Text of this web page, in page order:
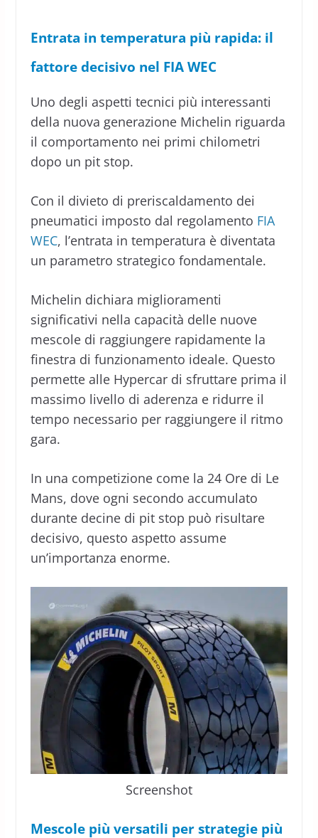
Entrata in temperatura più rapida: il
fattore decisivo nel FIA WEC
Uno degli aspetti tecnici più interessanti
della nuova generazione Michelin riguarda
il comportamento nei primi chilometri
dopo un pit stop.
Con il divieto di preriscaldamento dei
pneumatici imposto dal regolamento FIA
WEC, l’entrata in temperatura è diventata
un parametro strategico fondamentale.
Michelin dichiara miglioramenti
significativi nella capacità delle nuove
mescole di raggiungere rapidamente la
finestra di funzionamento ideale. Questo
permette alle Hypercar di sfruttare prima il
massimo livello di aderenza e ridurre il
tempo necessario per raggiungere il ritmo
gara.
In una competizione come la 24 Ore di Le
Mans, dove ogni secondo accumulato
durante decine di pit stop può risultare
decisivo, questo aspetto assume
un’importanza enorme.
Screenshot
Mescole più versatili per strategie più